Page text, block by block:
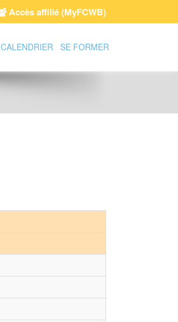
Accès affilié (MyFCWB)
CALENDRIER SE FORMER